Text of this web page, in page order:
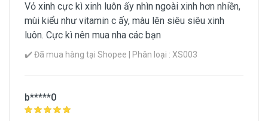
Vỏ xinh cực kì xinh luôn ấy nhìn ngoài xinh hơn nhiền,
mùi kiểu như vitamin c ấy, màu lên siêu siêu xinh
luôn. Cực kì nên mua nha các bạn
✔️ Đã mua hàng tại Shopee | Phân loại : XS003
b*****0